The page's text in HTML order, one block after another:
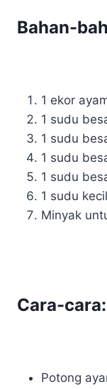
Bahan-
1 ekor
1 sudu
1 sudu
1 sudu
1 sudu
1 sudu
Minyak
Cara-cara:
Potong